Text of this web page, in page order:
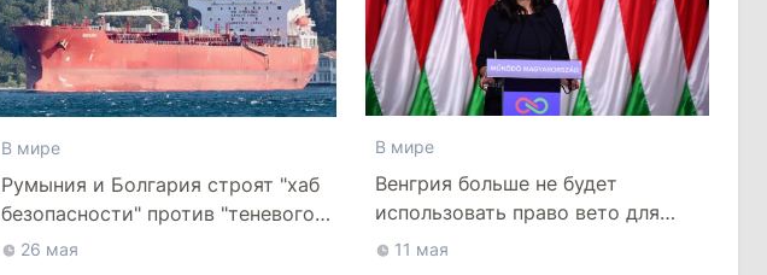
В мире
Румыния и Болгария строят "хаб
безопасности" против "теневого
флота" РФ в Черном море
26 мая
В мире
Венгрия больше не будет
использовать право вето для
шантажа ЕС
11 мая